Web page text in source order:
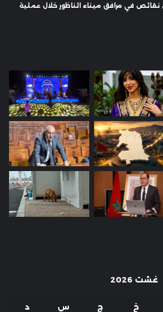
نقائص في مرافق ميناء الناظور خلال عملية
غشت 2026
خ ج س د